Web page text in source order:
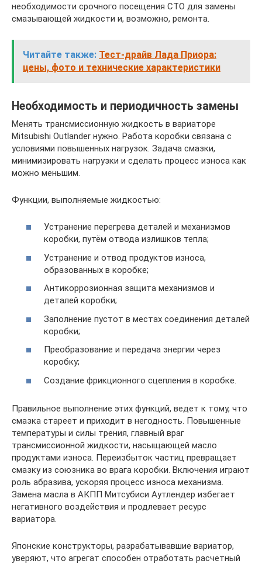
необходимости срочного посещения СТО для замены
смазывающей жидкости и, возможно, ремонта.
Читайте также: Тест-драйв Лада Приора:
цены, фото и технические характеристики
Необходимость и периодичность замены
Менять трансмиссионную жидкость в вариаторе
Mitsubishi Outlander нужно. Работа коробки связана с
условиями повышенных нагрузок. Задача смазки,
минимизировать нагрузки и сделать процесс износа как
можно меньшим.
Функции, выполняемые жидкостью:
Устранение перегрева деталей и механизмов
коробки, путём отвода излишков тепла;
Устранение и отвод продуктов износа,
образованных в коробке;
Антикоррозионная защита механизмов и
деталей коробки;
Заполнение пустот в местах соединения деталей
коробки;
Преобразование и передача энергии через
коробку;
Создание фрикционного сцепления в коробке.
Правильное выполнение этих функций, ведет к тому, что
смазка стареет и приходит в негодность. Повышенные
температуры и силы трения, главный враг
трансмиссионной жидкости, насыщающей масло
продуктами износа. Переизбыток частиц превращает
смазку из союзника во врага коробки. Включения играют
роль абразива, ускоряя процесс износа механизма.
Замена масла в АКПП Митсубиси Аутлендер избегает
негативного воздействия и продлевает ресурс
вариатора.
Японские конструкторы, разрабатывавшие вариатор,
уверяют, что агрегат способен отработать расчетный